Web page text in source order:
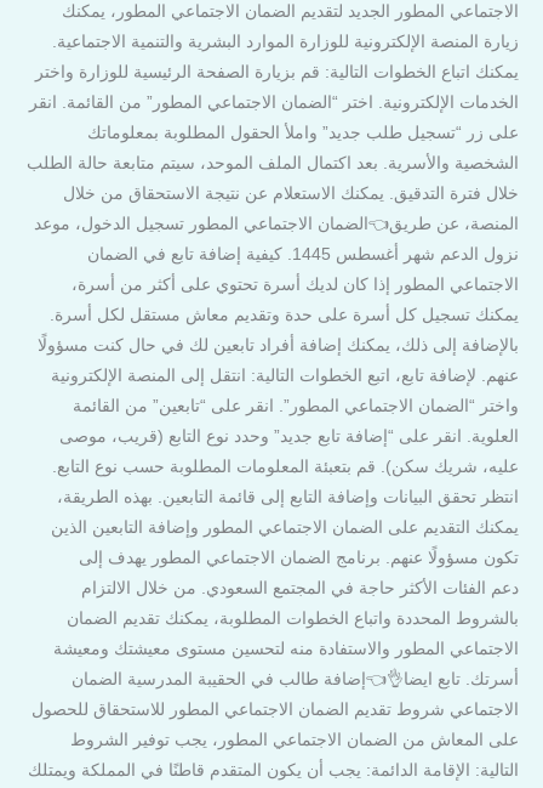
الاجتماعي المطور الجديد لتقديم الضمان الاجتماعي المطور، يمكنك
زيارة المنصة الإلكترونية للوزارة الموارد البشرية والتنمية الاجتماعية.
يمكنك اتباع الخطوات التالية: قم بزيارة الصفحة الرئيسية للوزارة واختر
الخدمات الإلكترونية. اختر “الضمان الاجتماعي المطور” من القائمة. انقر
على زر “تسجيل طلب جديد” واملأ الحقول المطلوبة بمعلوماتك
الشخصية والأسرية. بعد اكتمال الملف الموحد، سيتم متابعة حالة الطلب
خلال فترة التدقيق. يمكنك الاستعلام عن نتيجة الاستحقاق من خلال
المنصة، عن طريق👈الضمان الاجتماعي المطور تسجيل الدخول، موعد
نزول الدعم شهر أغسطس 1445. كيفية إضافة تابع في الضمان
الاجتماعي المطور إذا كان لديك أسرة تحتوي على أكثر من أسرة،
يمكنك تسجيل كل أسرة على حدة وتقديم معاش مستقل لكل أسرة.
بالإضافة إلى ذلك، يمكنك إضافة أفراد تابعين لك في حال كنت مسؤولًا
عنهم. لإضافة تابع، اتبع الخطوات التالية: انتقل إلى المنصة الإلكترونية
واختر “الضمان الاجتماعي المطور”. انقر على “تابعين” من القائمة
العلوية. انقر على “إضافة تابع جديد” وحدد نوع التابع (قريب، موصى
عليه، شريك سكن). قم بتعبئة المعلومات المطلوبة حسب نوع التابع.
انتظر تحقق البيانات وإضافة التابع إلى قائمة التابعين. بهذه الطريقة،
يمكنك التقديم على الضمان الاجتماعي المطور وإضافة التابعين الذين
تكون مسؤولًا عنهم. برنامج الضمان الاجتماعي المطور يهدف إلى
دعم الفئات الأكثر حاجة في المجتمع السعودي. من خلال الالتزام
بالشروط المحددة واتباع الخطوات المطلوبة، يمكنك تقديم الضمان
الاجتماعي المطور والاستفادة منه لتحسين مستوى معيشتك ومعيشة
أسرتك. تابع ايضا👌👈إضافة طالب في الحقيبة المدرسية الضمان
الاجتماعي شروط تقديم الضمان الاجتماعي المطور للاستحقاق للحصول
على المعاش من الضمان الاجتماعي المطور، يجب توفير الشروط
التالية: الإقامة الدائمة: يجب أن يكون المتقدم قاطنًا في المملكة ويمتلك